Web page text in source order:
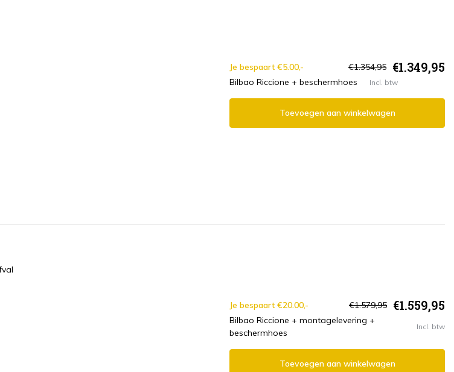
Je bespaart €5.00,- €1.354,95 €1.349,95
Bilbao Riccione + beschermhoes Incl. btw
Toevoegen aan winkelwagen
Je bespaart €20.00,- €1.579,95 €1.559,95
Bilbao Riccione + montagelevering +
beschermhoes
Incl. btw
Toevoegen aan winkelwagen